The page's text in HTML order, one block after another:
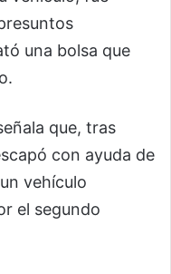
una bolsa que
que, tras
con ayuda de
vehículo
el segundo